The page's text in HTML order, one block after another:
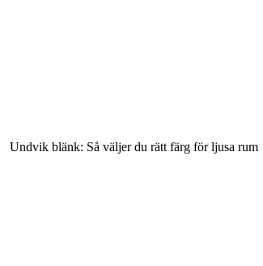
Undvik blänk: Så väljer du rätt färg för ljusa rum